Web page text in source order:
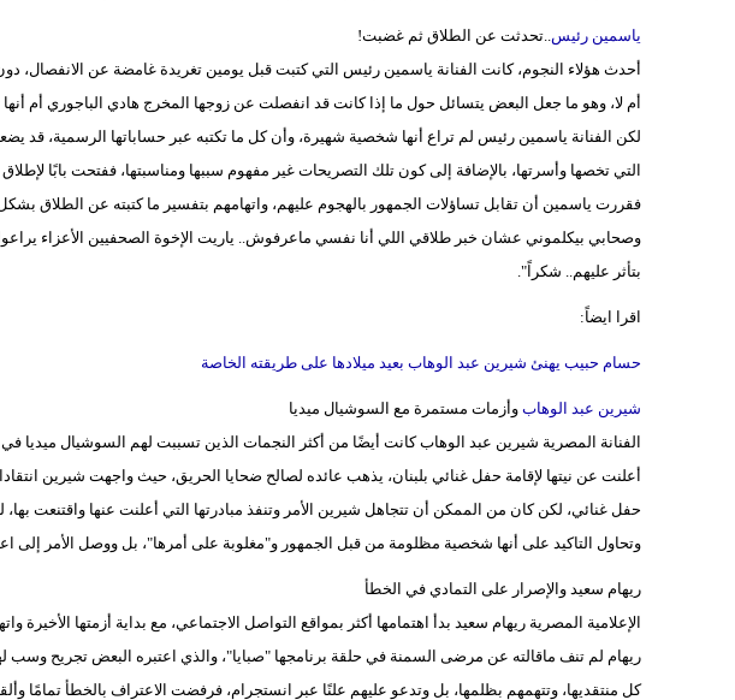
ياسمين رئيس..تحدثت عن الطلاق ثم غضبت!
أحدث هؤلاء النجوم، كانت الفنانة ياسمين رئيس التي كتبت قبل يومين تغريدة غامضة عن الانفصال،
أم لا، وهو ما جعل البعض يتسائل حول ما إذا كانت قد انفصلت عن زوجها المخرج هادي الباجوري أم
لكن الفنانة ياسمين رئيس لم تراع أنها شخصية شهيرة، وأن كل ما تكتبه عبر حساباتها الرسمية، قد
التي تخصها وأسرتها، بالإضافة إلى كون تلك التصريحات غير مفهوم سببها ومناسبتها، ففتحت بابًا
فقررت ياسمين أن تقابل تساؤلات الجمهور بالهجوم عليهم، واتهامهم بتفسير ما كتبته عن الطلاق
وصحابي بيكلموني عشان خبر طلاقي اللي أنا نفسي ماعرفوش.. ياريت الإخوة الصحفيين الأعزاء
بتأثر عليهم.. شكراً".
اقرا ايضاً:
حسام حبيب يهنئ شيرين عبد الوهاب بعيد ميلادها على طريقته الخاصة
شيرين عبد الوهاب وأزمات مستمرة مع السوشيال ميديا
الفنانة المصرية شيرين عبد الوهاب كانت أيضًا من أكثر النجمات الذين تسببت لهم السوشيال ميديا في
أعلنت عن نيتها لإقامة حفل غنائي بلبنان، يذهب عائده لصالح ضحايا الحريق، حيث واجهت شيرين
حفل غنائي، لكن كان من الممكن أن تتجاهل شيرين الأمر وتنفذ مبادرتها التي أعلنت عنها واقتنعت بها،
وتحاول التاكيد على أنها شخصية مظلومة من قبل الجمهور و"مغلوبة على أمرها"، بل ووصل الأمر إلى
ريهام سعيد والإصرار على التمادي في الخطأ
الإعلامية المصرية ريهام سعيد بدأ اهتمامها أكثر بمواقع التواصل الاجتماعي، مع بداية أزمتها الأخيرة
ريهام لم تنف ماقالته عن مرضى السمنة في حلقة برنامجها "صبايا"، والذي اعتبره البعض تجريح وسب
كل منتقديها، وتتهمهم بظلمها، بل وتدعو عليهم علنًا عبر انستجرام، فرفضت الاعتراف بالخطأ تمامًا